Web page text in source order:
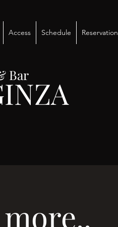
Access Schedule Reservation
Bar